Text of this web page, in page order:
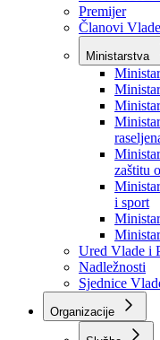
Vlada
Vlada BPK
Premijer
Članovi Vlade
Ministarstva
zaštitu
i sport
Ured Vlade i
Nadležnosti
Sjednice Vlade